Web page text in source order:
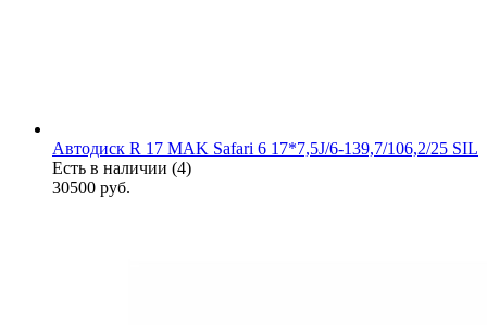
Автодиск R 17 MAK Safari 6 17*7,5J/6-139,7/106,2/25 SIL
Есть в наличии (4)
30500 руб.